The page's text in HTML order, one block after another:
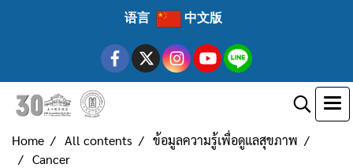
语言 中文版
Home All contents
ข้อมูลความรู้เพื่อดูแลสุขภาพ
Cancer